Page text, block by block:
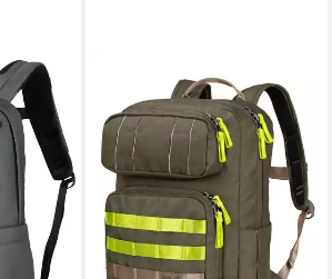
Rucksack Little Trt (ab 6
Jahren, 15 Liter) dunkelgrün
34,90 €
UVP 49,95 €
-30%
lieferbar - in 3-4 Werktagen bei dir